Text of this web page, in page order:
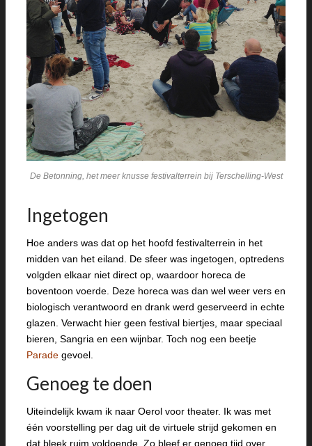
De Betonning, het meer knusse festivalterrein bij Terschelling-West
Ingetogen
Hoe anders was dat op het hoofd festivalterrein in het
midden van het eiland. De sfeer was ingetogen, optredens
volgden elkaar niet direct op, waardoor horeca de
boventoon voerde. Deze horeca was dan wel weer vers en
biologisch verantwoord en drank werd geserveerd in echte
glazen. Verwacht hier geen festival biertjes, maar speciaal
bieren, Sangria en een wijnbar. Toch nog een beetje
Parade gevoel.
Genoeg te doen
Uiteindelijk kwam ik naar Oerol voor theater. Ik was met
één voorstelling per dag uit de virtuele strijd gekomen en
dat bleek ruim voldoende. Zo bleef er genoeg tijd over